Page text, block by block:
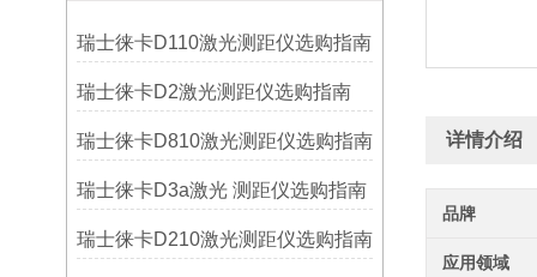
瑞士徕卡D110激光测距仪选购指南
瑞士徕卡D2激光测距仪选购指南
瑞士徕卡D810激光测距仪选购指南
瑞士徕卡D3a激光 测距仪选购指南
瑞士徕卡D210激光测距仪选购指南
详情介绍
品牌
应用领域